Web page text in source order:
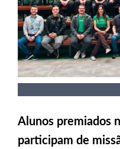
Alunos premiados
participam de